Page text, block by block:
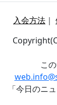
入会方法 ｜
こ
「今日のニ